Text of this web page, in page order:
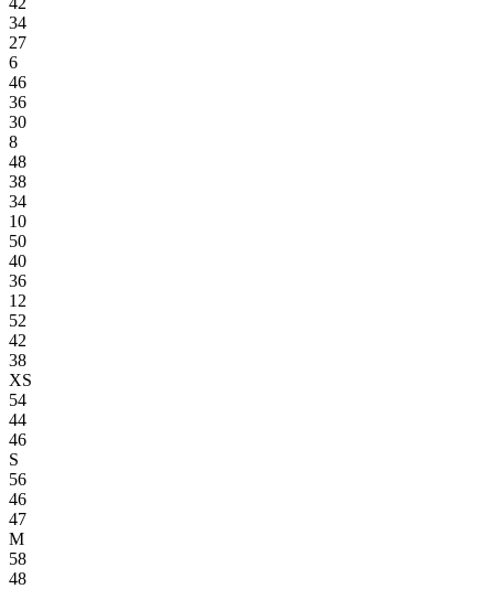
34
27
6
46
36
30
8
48
38
34
10
50
40
36
12
52
42
38
XS
54
44
46
S
56
46
47
M
58
48